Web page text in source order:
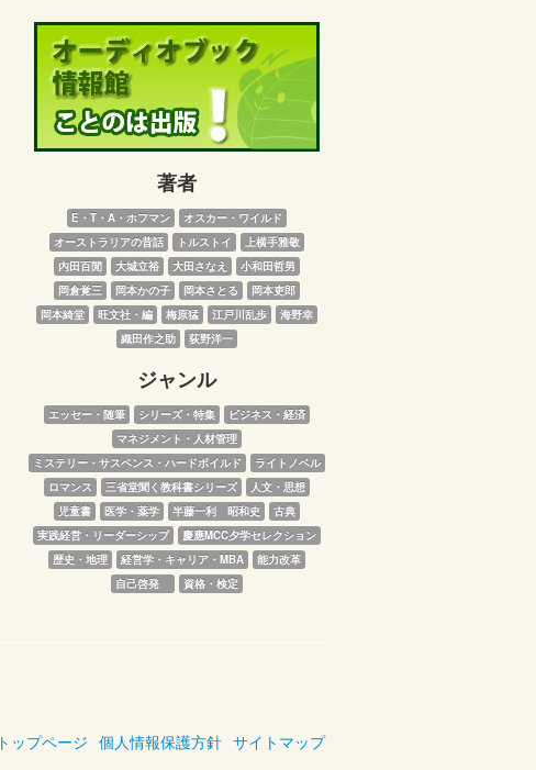
著者
E・T・A・ホフマン
オスカー・ワイルド
オーストラリアの昔話
トルストイ
上横手雅敬
内田百閒
大城立裕 大田さなえ
小和田哲男
岡倉覚三
岡本かの子 岡本さとる
岡本吏郎
岡本綺堂
旺文社・編 梅原猛 江戸川乱歩
海野幸
織田作之助
荻野洋一
ジャンル
エッセー・随筆 シリーズ・特集
ビジネス・経済
マネジメント・人材管理
ミステリー・サスペンス・ハードボイルド
ライトノベル
ロマンス
三省堂聞く教科書シリーズ
人文・思想
児童書
医学・薬学 半藤一利　昭和史
古典
実践経営・リーダーシップ
慶應MCC夕学セレクション
歴史・地理
経営学・キャリア・MBA
能力改革
自己啓発
資格・検定
トップページ 個人情報保護方針 サイトマップ